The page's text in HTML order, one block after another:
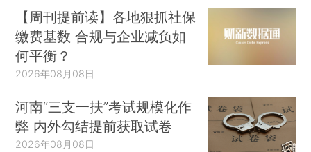
【周刊提前读】各地狠抓社保
缴费基数 合规与企业减负如
何平衡？
2026年08月08日
河南“三支一扶”考试规模化作
弊 内外勾结提前获取试卷
2026年08月08日